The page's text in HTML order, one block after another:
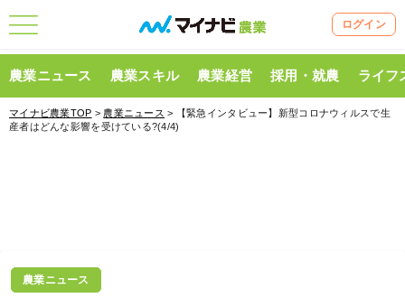
ログイン
農業ニュース 農業スキル 農業経営 採用・就農 ライフ
マイナビ農業TOP > 農業ニュース > 【緊急インタビュー】新型コロナウィルスで生
産者はどんな影響を受けている?(4/4)
農業ニュース